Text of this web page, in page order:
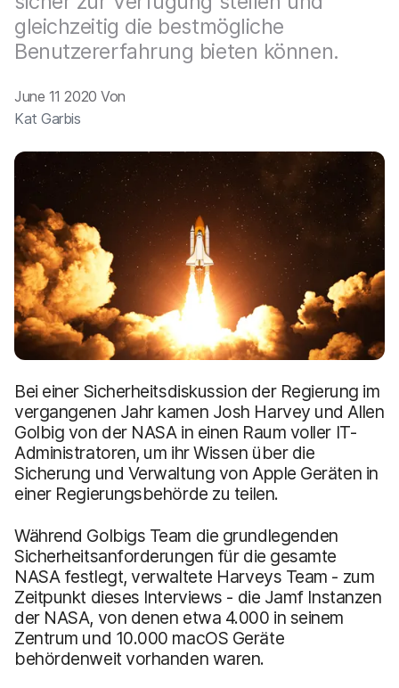
u
p
t
n
a
e
gleichzeitig die bestmögliche
Benutzererfahrung bieten können.
June 11 2020 Von
Kat Garbis
Bei einer Sicherheitsdiskussion der Regierung im
vergangenen Jahr kamen Josh Harvey und Allen
Golbig von der NASA in einen Raum voller IT-
Administratoren, um ihr Wissen über die
Sicherung und Verwaltung von Apple Geräten in
einer Regierungsbehörde zu teilen.
Während Golbigs Team die grundlegenden
Sicherheitsanforderungen für die gesamte
NASA festlegt, verwaltete Harveys Team - zum
Zeitpunkt dieses Interviews - die Jamf Instanzen
der NASA, von denen etwa 4.000 in seinem
Zentrum und 10.000 macOS Geräte
behördenweit vorhanden waren.